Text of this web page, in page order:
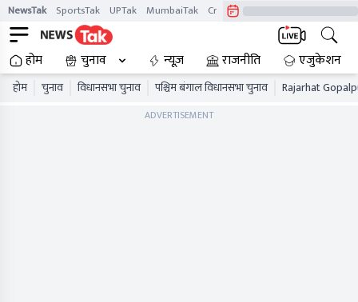
NewsTak SportsTak UPTak MumbaiTak CrimeTak
होम चुनाव न्यूज़ राजनीति एजुकेशन
होम चुनाव विधानसभा चुनाव पश्चिम बंगाल विधानसभा चुनाव Rajarhat
ADVERTISEMENT